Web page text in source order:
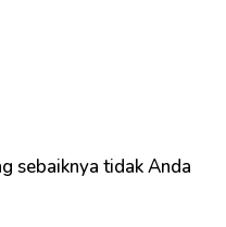
sebaiknya tidak Anda